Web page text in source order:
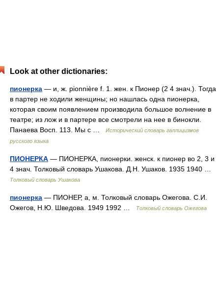
Look at other dictionaries:
пионерка — и, ж. pionnière f. 1. жен. к Пионер (2 4 знач.). Тогда
в партер не ходили женщины; но нашлась одна пионерка,
которая своим появлением производила большое волнение в
театре; из лож и в партере все смотрели на нее в бинокли.
Панаева Восп. 113. Мы с …
Исторический словарь галлицизмов
русского языка
ПИОНЕРКА — ПИОНЕРКА, пионерки. женск. к пионер во 2, 3 и
4 знач. Толковый словарь Ушакова. Д.Н. Ушаков. 1935 1940 …
Толковый словарь Ушакова
пионерка — ПИОНЕР, а, м. Толковый словарь Ожегова. С.И.
Ожегов, Н.Ю. Шведова. 1949 1992 …
Толковый словарь Ожегова